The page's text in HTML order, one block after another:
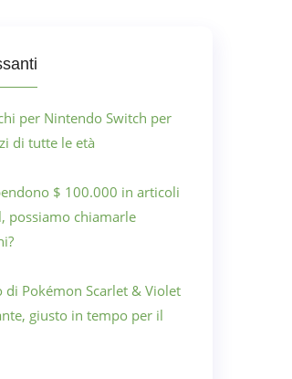
per Nintendo Switch per
di tutte le età
$ 100.000 in articoli
possiamo chiamarle
di Pokémon Scarlet & Violet
giusto in tempo per il